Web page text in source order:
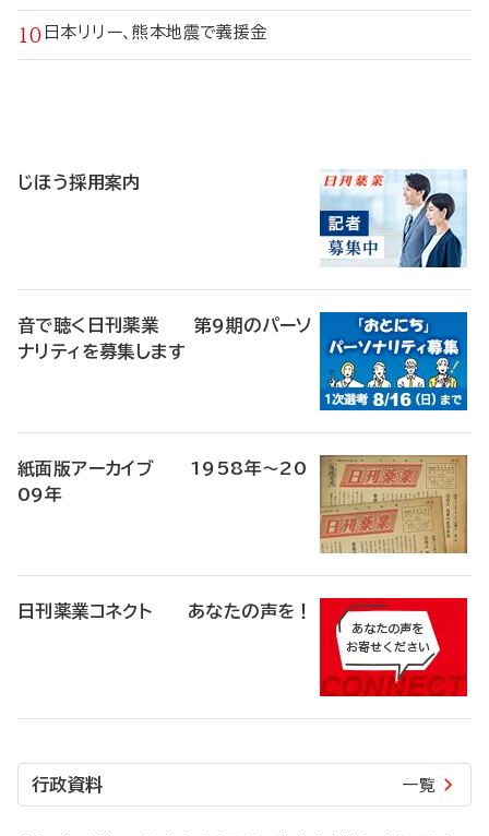
日本リリー、熊本地震で義援金
じほう採用案内
音で聴く日刊薬業 第9期のパーソ
ナリティを募集します
紙面版アーカイブ 1958年～20
09年
日刊薬業コネクト あなたの声を！
行政資料 一覧